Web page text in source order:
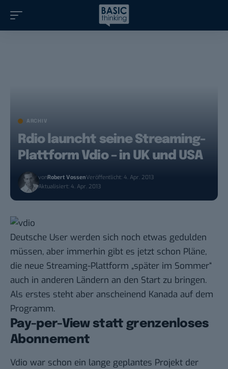
ARCHIV
Rdio launcht seine Streaming-
Plattform Vdio – in UK und USA
vonRobert VossenVeröffentlicht: 4. Apr. 2013
Aktualisiert: 4. Apr. 2013
Deutsche User werden sich noch etwas gedulden
müssen, aber immerhin gibt es jetzt schon Pläne,
die neue Streaming-Plattform „später im Sommer“
auch in anderen Ländern an den Start zu bringen.
Als erstes steht aber anscheinend Kanada auf dem
Programm.
Pay-per-View statt grenzenloses
Abonnement
Vdio war schon ein lange geplantes Projekt der